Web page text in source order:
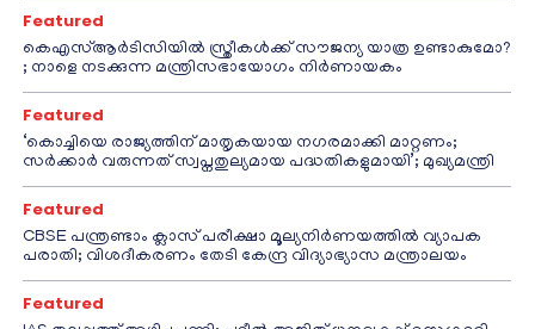
Featured
കെഎസ്ആർടിസിയിൽ സ്ത്രീകൾക്ക് സൗജന്യ യാത്ര ഉണ്ടാകുമോ?
; നാളെ നടക്കുന്ന മന്ത്രിസഭായോഗം നിർണായകം
Featured
‘കൊച്ചിയെ രാജ്യത്തിന് മാതൃകയായ നഗരമാക്കി മാറ്റണം;
സർക്കാർ വരുന്നത് സ്വപ്നതുല്യമായ പദ്ധതികളുമായി’; മുഖ്യമന്ത്രി
Featured
CBSE പന്ത്രണ്ടാം ക്ലാസ് പരീക്ഷാ മൂല്യനിർണയത്തിൽ വ്യാപക
പരാതി; വിശദീകരണം തേടി കേന്ദ്ര വിദ്യാഭ്യാസ മന്ത്രാലയം
Featured